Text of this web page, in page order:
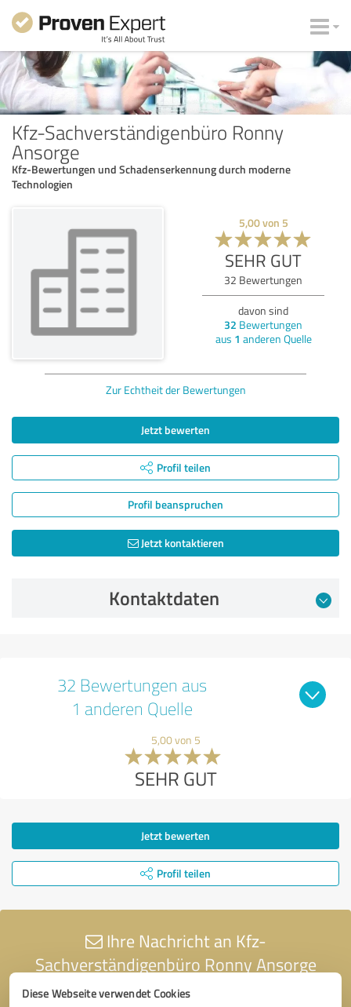
Diese Webseite verwendet Cookies
Kfz-Sachverständigenbüro Ronny
Ansorge
Kfz-Bewertungen und Schadenserkennung durch moderne
Technologien
5,00von 5
SEHR GUT
32 Bewertungen
davon sind
32 Bewertungen
aus 1 anderen Quelle
Zur Echtheit der Bewertungen
Jetzt bewerten
Profil teilen
Profil beanspruchen
Jetzt kontaktieren
Kontaktdaten
32 Bewertungen aus
1 anderen Quelle
5,00 von 5
SEHR GUT
Jetzt bewerten
Profil teilen
Ihre Nachricht an Kfz-
Sachverständigenbüro Ronny Ansorge